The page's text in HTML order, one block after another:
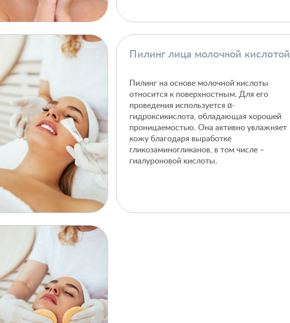
Пилинг лица молочной кислотой
Пилинг на основе молочной кислоты
относится к поверхностным. Для его
проведения используется α-
гидроксикислота, обладающая хорошей
проницаемостью. Она активно увлажняет
кожу благодаря выработке
гликозаминогликанов, в том числе –
гиалуроновой кислоты.